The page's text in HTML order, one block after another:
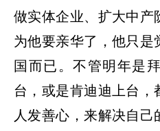
做实体企业、扩大中产
为他要亲华了，他只是
国而已。不管明年是
台，或是肯迪迪上台，
人发善心，来解决自